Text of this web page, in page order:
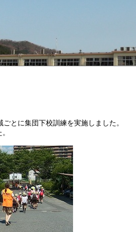
とに集団下校訓練を実施しました。